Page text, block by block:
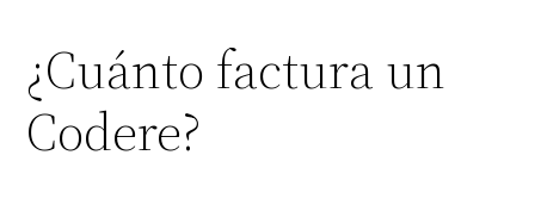
¿Cuánto factura un
Codere?